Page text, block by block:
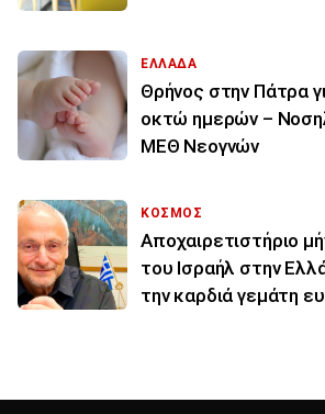
ΕΛΛΑΔΑ
Θρήνος στην Πάτρα
οκτώ ημερών –
ΜΕΘ Νεογνών
ΚΟΣΜΟΣ
Αποχαιρετιστήριο
του Ισραήλ στην
την καρδιά γεμάτη